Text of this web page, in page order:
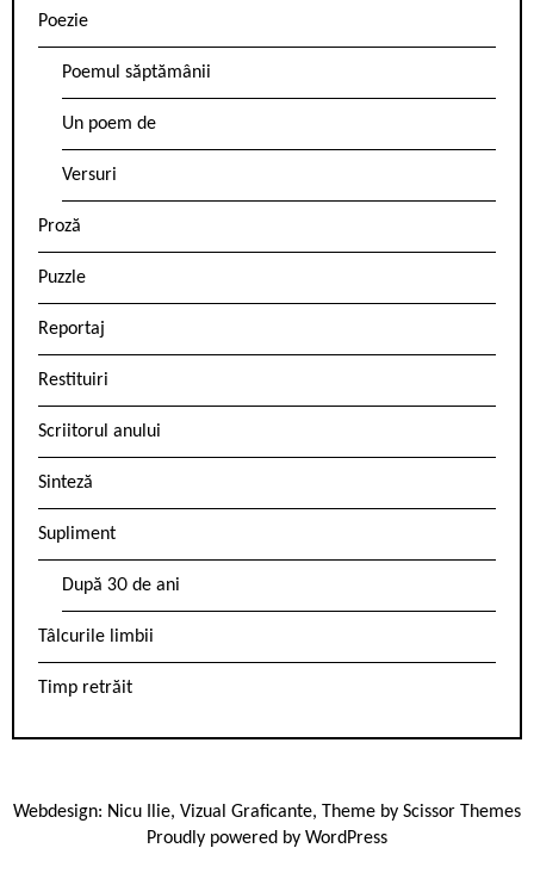
Poezie
Poemul săptămânii
Un poem de
Versuri
Proză
Puzzle
Reportaj
Restituiri
Scriitorul anului
Sinteză
Supliment
După 30 de ani
Tâlcurile limbii
Timp retrăit
Webdesign: Nicu Ilie, Vizual Graficante, Theme by Scissor Themes
Proudly powered by WordPress